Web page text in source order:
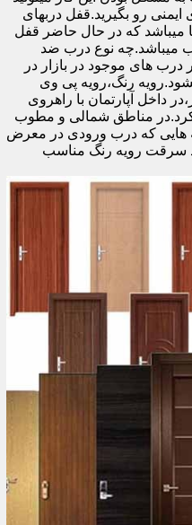
رو بگیرید.قفل دربهای
میباشد که در حال حاضر قفل
میباشد.چه نوع درب ضد
های موجود در بازار در
میشود.رویه رنگ،رویه پی وی
داخل آپارتمان با راهروی
کرد.در مناطق شمالی و مطوب
هایی که درب ورودی در معرض
سرقت رویه رنگ مناسب